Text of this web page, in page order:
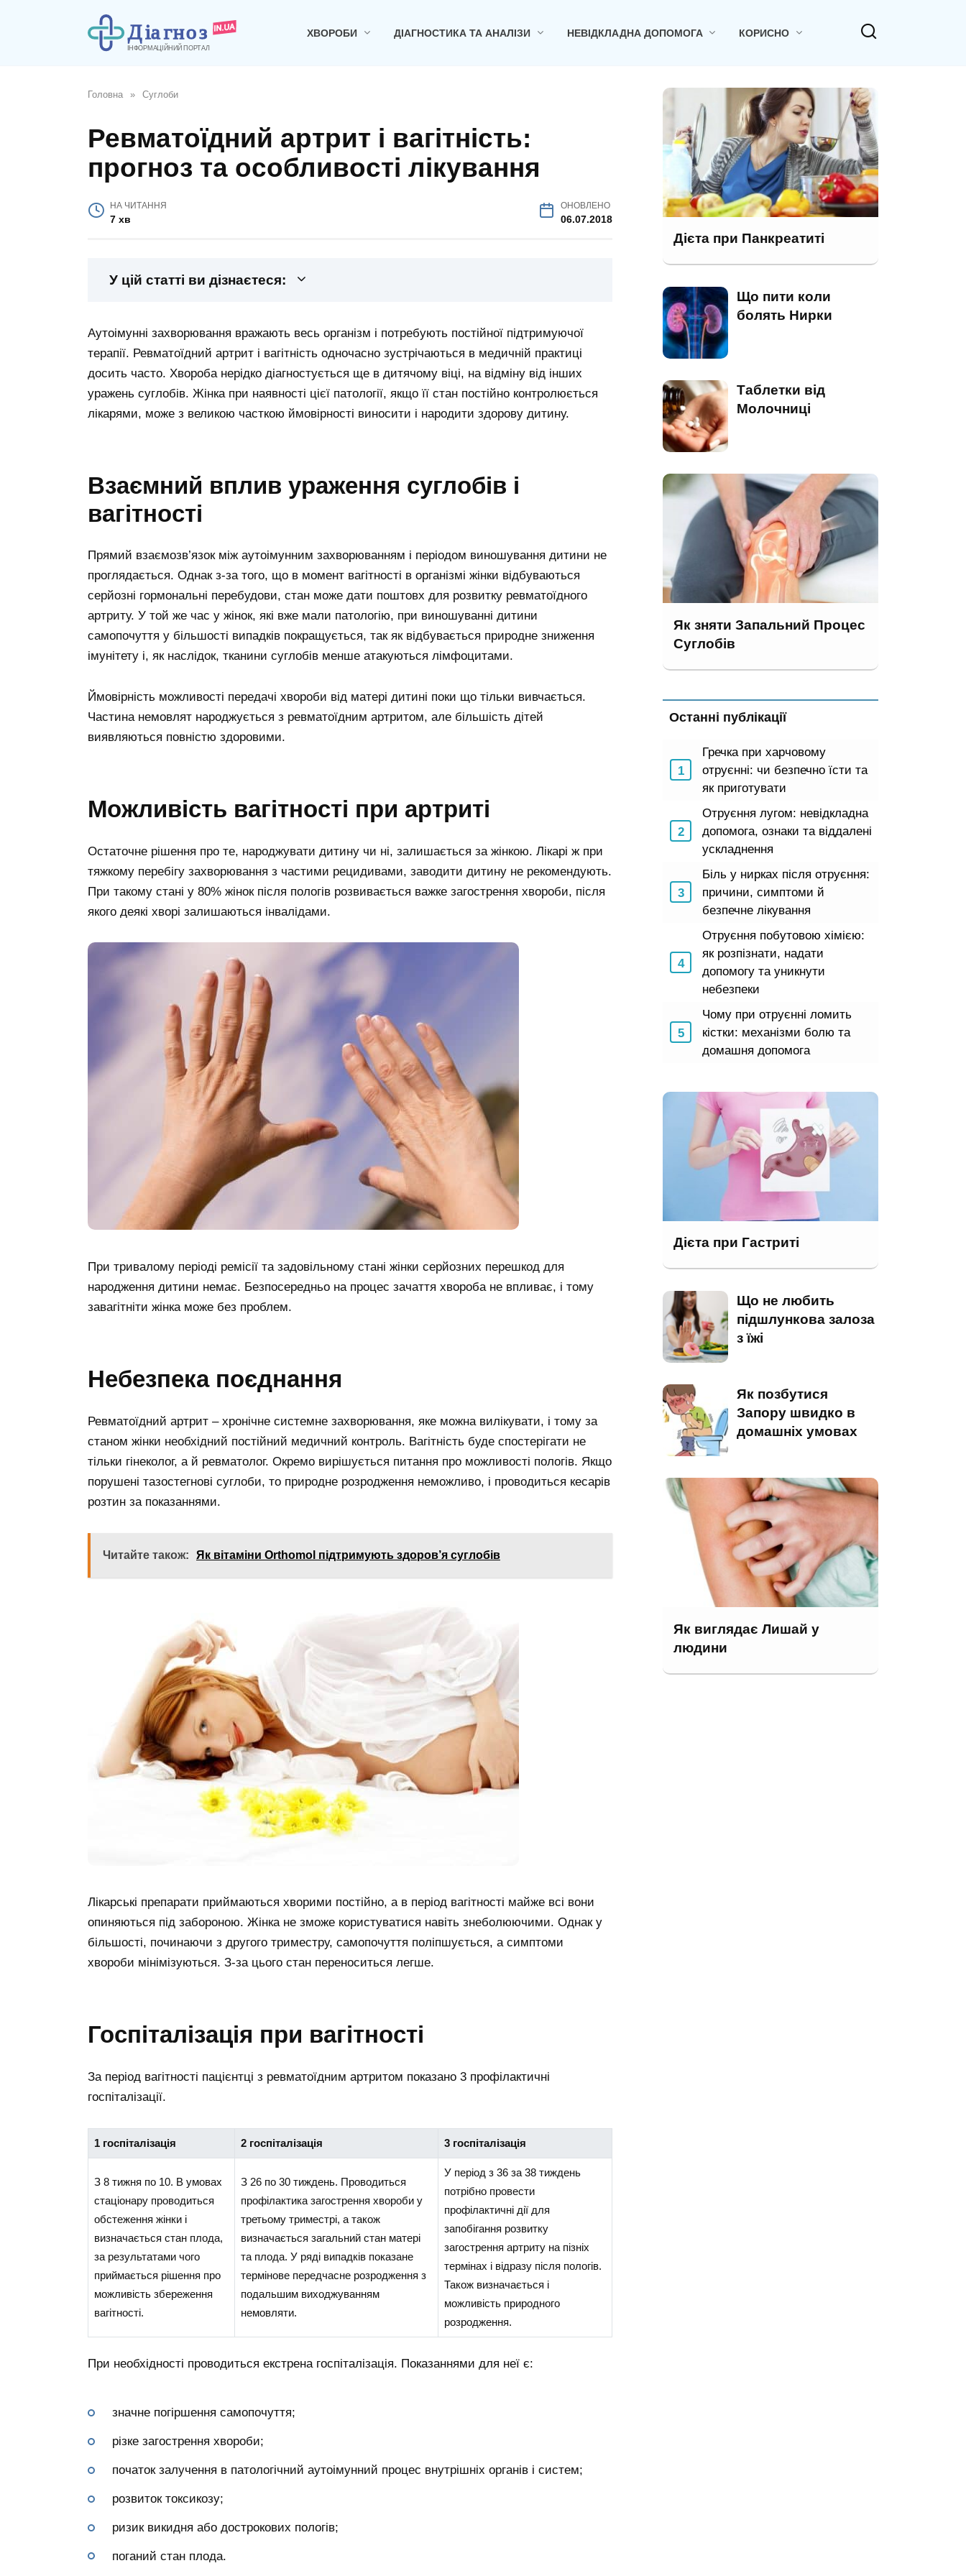
ХВОРОБИ ДІАГНОСТИКА ТА АНАЛІЗИ НЕВІДКЛАДНА ДОПОМОГА КОРИСНО
Головна » Суглоби
Ревматоїдний артрит і вагітність:
прогноз та особливості лікування
НА ЧИТАННЯ
7 хв
ОНОВЛЕНО
06.07.2018
У цій статті ви дізнаєтеся:
Аутоімунні захворювання вражають весь організм і потребують постійної підтримуючої
терапії. Ревматоїдний артрит і вагітність одночасно зустрічаються в медичній практиці
досить часто. Хвороба нерідко діагностується ще в дитячому віці, на відміну від інших
уражень суглобів. Жінка при наявності цієї патології, якщо її стан постійно контролюється
лікарями, може з великою часткою ймовірності виносити і народити здорову дитину.
Взаємний вплив ураження суглобів і
вагітності
Прямий взаємозв’язок між аутоімунним захворюванням і періодом виношування дитини не
проглядається. Однак з-за того, що в момент вагітності в організмі жінки відбуваються
серйозні гормональні перебудови, стан може дати поштовх для розвитку ревматоїдного
артриту. У той же час у жінок, які вже мали патологію, при виношуванні дитини
самопочуття у більшості випадків покращується, так як відбувається природне зниження
імунітету і, як наслідок, тканини суглобів менше атакуються лімфоцитами.
Ймовірність можливості передачі хвороби від матері дитині поки що тільки вивчається.
Частина немовлят народжується з ревматоїдним артритом, але більшість дітей
виявляються повністю здоровими.
Можливість вагітності при артриті
Остаточне рішення про те, народжувати дитину чи ні, залишається за жінкою. Лікарі ж при
тяжкому перебігу захворювання з частими рецидивами, заводити дитину не рекомендують.
При такому стані у 80% жінок після пологів розвивається важке загострення хвороби, після
якого деякі хворі залишаються інвалідами.
При тривалому періоді ремісії та задовільному стані жінки серйозних перешкод для
народження дитини немає. Безпосередньо на процес зачаття хвороба не впливає, і тому
завагітніти жінка може без проблем.
Небезпека поєднання
Ревматоїдний артрит – хронічне системне захворювання, яке можна вилікувати, і тому за
станом жінки необхідний постійний медичний контроль. Вагітність буде спостерігати не
тільки гінеколог, а й ревматолог. Окремо вирішується питання про можливості пологів. Якщо
порушені тазостегнові суглоби, то природне розродження неможливо, і проводиться кесарів
розтин за показаннями.
Читайте також: Як вітаміни Orthomol підтримують здоров’я суглобів
Лікарські препарати приймаються хворими постійно, а в період вагітності майже всі вони
опиняються під забороною. Жінка не зможе користуватися навіть знеболюючими. Однак у
більшості, починаючи з другого триместру, самопочуття поліпшується, а симптоми
хвороби мінімізуються. З-за цього стан переноситься легше.
Госпіталізація при вагітності
За період вагітності пацієнтці з ревматоїдним артритом показано 3 профілактичні
госпіталізації.
1 госпіталізація 2 госпіталізація 3 госпіталізація
З 8 тижня по 10. В умовах
стаціонару проводиться
обстеження жінки і
визначається стан плода,
за результатами чого
приймається рішення про
можливість збереження
вагітності.
З 26 по 30 тиждень. Проводиться
профілактика загострення хвороби у
третьому триместрі, а також
визначається загальний стан матері
та плода. У ряді випадків показане
термінове передчасне розродження з
подальшим виходжуванням
немовляти.
У період з 36 за 38 тиждень
потрібно провести
профілактичні дії для
запобігання розвитку
загострення артриту на пізніх
термінах і відразу після пологів.
Також визначається і
можливість природного
розродження.
При необхідності проводиться екстрена госпіталізація. Показаннями для неї є:
значне погіршення самопочуття;
різке загострення хвороби;
початок залучення в патологічний аутоімунний процес внутрішніх органів і систем;
розвиток токсикозу;
ризик викидня або дострокових пологів;
поганий стан плода.
Дієта при Панкреатиті
Що пити коли
болять Нирки
Таблетки від
Молочниці
Як зняти Запальний Процес
Суглобів
Останні публікації
Гречка при харчовому
отруєнні: чи безпечно їсти та
як приготувати
Отруєння лугом: невідкладна
допомога, ознаки та віддалені
ускладнення
Біль у нирках після отруєння:
причини, симптоми й
безпечне лікування
Отруєння побутовою хімією:
як розпізнати, надати
допомогу та уникнути
небезпеки
Чому при отруєнні ломить
кістки: механізми болю та
домашня допомога
Дієта при Гастриті
Що не любить
підшлункова залоза
з їжі
Як позбутися
Запору швидко в
домашніх умовах
Як виглядає Лишай у
людини